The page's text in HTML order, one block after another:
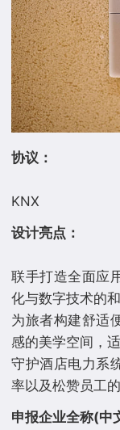
协议：
设计亮点：
联手打造全面应
化与数字技术的
为旅者构建舒适
感的美学空间，
守护酒店电力系
申报企业全称(中